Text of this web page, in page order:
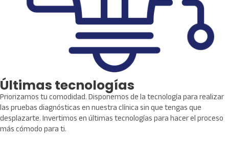
Últimas tecnologías
Priorizamos tu comodidad. Disponemos de la tecnología para realizar
las pruebas diagnósticas en nuestra clínica sin que tengas que
desplazarte. Invertimos en últimas tecnologías para hacer el proceso
más cómodo para ti.